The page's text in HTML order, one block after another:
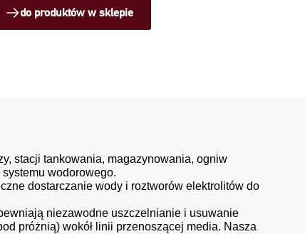
do produktów w sklepie
stacji tankowania, magazynowania, ogniw
wodorowego.
dostarczanie wody i roztworów elektrolitów do
niezawodne uszczelnianie i usuwanie
próżnią) wokół linii przenoszącej media. Nasza